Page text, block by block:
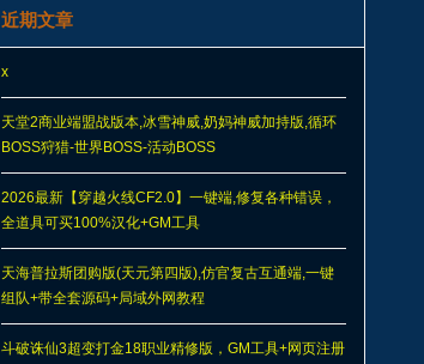
近期文章
x
天堂2商业端盟战版本,冰雪神威,奶妈神威加持版,循环
BOSS狩猎-世界BOSS-活动BOSS
2026最新【穿越火线CF2.0】一键端,修复各种错误，
全道具可买100%汉化+GM工具
天海普拉斯团购版(天元第四版),仿官复古互通端,一键
组队+带全套源码+局域外网教程
斗破诛仙3超变打金18职业精修版，GM工具+网页注册